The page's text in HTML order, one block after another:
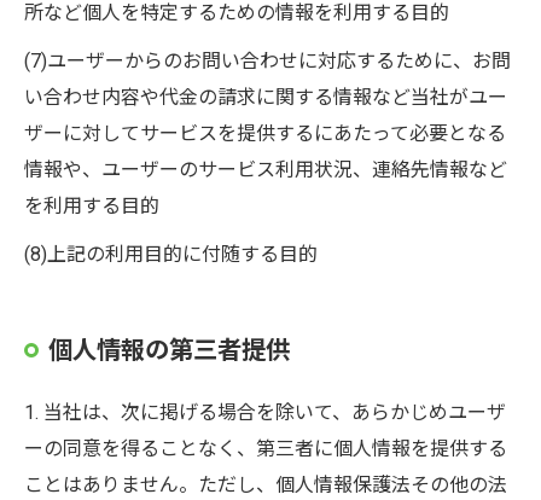
所など個人を特定するための情報を利用する目的
(7)ユーザーからのお問い合わせに対応するために、お問
い合わせ内容や代金の請求に関する情報など当社がユー
ザーに対してサービスを提供するにあたって必要となる
情報や、ユーザーのサービス利用状況、連絡先情報など
を利用する目的
(8)上記の利用目的に付随する目的
個人情報の第三者提供
1. 当社は、次に掲げる場合を除いて、あらかじめユーザ
ーの同意を得ることなく、第三者に個人情報を提供する
ことはありません。ただし、個人情報保護法その他の法